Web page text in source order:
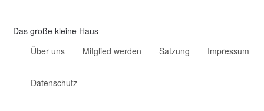
Das große kleine Haus
Über uns
Mitglied werden Satzung Impressum
Datenschutz